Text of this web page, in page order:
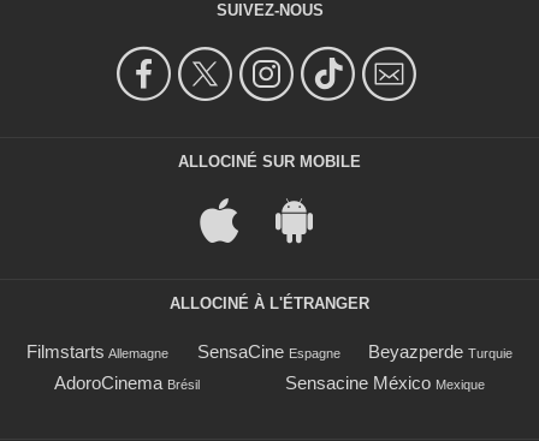
SUIVEZ-NOUS
ALLOCINÉ SUR MOBILE
ALLOCINÉ À L'ÉTRANGER
Filmstarts Allemagne SensaCine Espagne Beyazperde Turquie
AdoroCinema Brésil Sensacine México Mexique